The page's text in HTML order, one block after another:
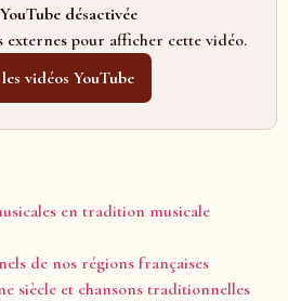
désactivée
externes pour afficher cette vidéo.
vidéos YouTube
en tradition musicale
de nos régions françaises
siècle et chansons traditionnelles